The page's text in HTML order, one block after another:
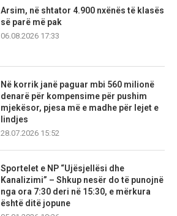
Arsim, në shtator 4.900 nxënës të klasës
së parë më pak
06.08.2026 17:33
Në korrik janë paguar mbi 560 milionë
denarë për kompensime për pushim
mjekësor, pjesa më e madhe për lejet e
lindjes
28.07.2026 15:52
Sportelet e NP “Ujësjellësi dhe
Kanalizimi” – Shkup nesër do të punojnë
nga ora 7:30 deri në 15:30, e mërkura
është ditë jopune